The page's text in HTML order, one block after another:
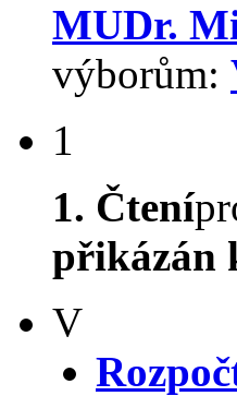
MUDr.
výborům:
1
1. Čtení
přikázán
V